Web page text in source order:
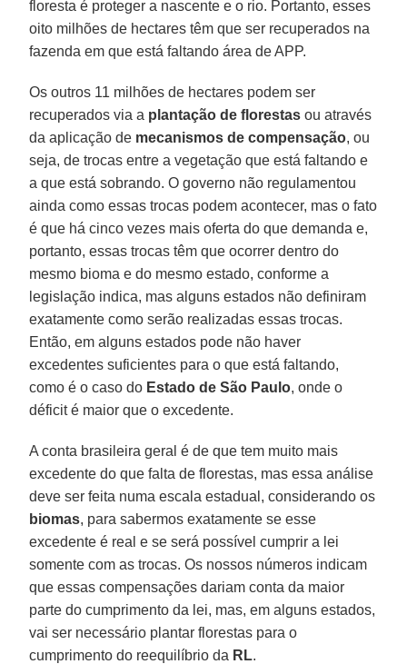
floresta é proteger a nascente e o rio. Portanto, esses
oito milhões de hectares têm que ser recuperados na
fazenda em que está faltando área de APP.
Os outros 11 milhões de hectares podem ser
recuperados via a plantação de florestas ou através
da aplicação de mecanismos de compensação, ou
seja, de trocas entre a vegetação que está faltando e
a que está sobrando. O governo não regulamentou
ainda como essas trocas podem acontecer, mas o fato
é que há cinco vezes mais oferta do que demanda e,
portanto, essas trocas têm que ocorrer dentro do
mesmo bioma e do mesmo estado, conforme a
legislação indica, mas alguns estados não definiram
exatamente como serão realizadas essas trocas.
Então, em alguns estados pode não haver
excedentes suficientes para o que está faltando,
como é o caso do Estado de São Paulo, onde o
déficit é maior que o excedente.
A conta brasileira geral é de que tem muito mais
excedente do que falta de florestas, mas essa análise
deve ser feita numa escala estadual, considerando os
biomas, para sabermos exatamente se esse
excedente é real e se será possível cumprir a lei
somente com as trocas. Os nossos números indicam
que essas compensações dariam conta da maior
parte do cumprimento da lei, mas, em alguns estados,
vai ser necessário plantar florestas para o
cumprimento do reequilíbrio da RL.